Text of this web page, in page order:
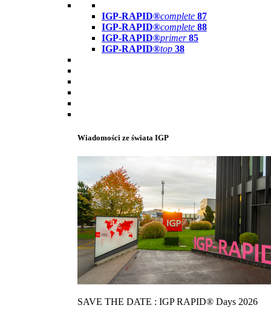
IGP-RAPID®complete 87
IGP-RAPID®complete 88
IGP-RAPID®primer 85
IGP-RAPID®top 38
Wiadomości ze świata IGP
SAVE THE DATE : IGP RAPID® Days 2026